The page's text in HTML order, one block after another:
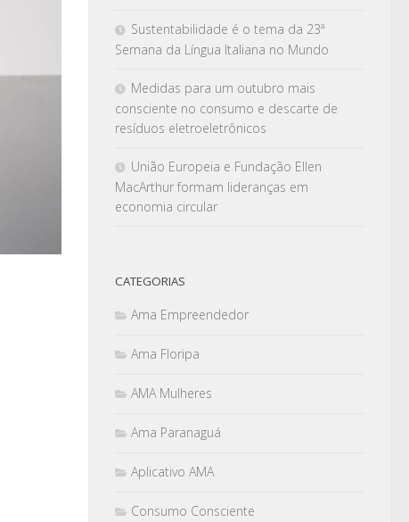
Sustentabilidade é o tema da 23ª
Semana da Língua Italiana no Mundo
Medidas para um outubro mais
consciente no consumo e descarte de
resíduos eletroeletrônicos
União Europeia e Fundação Ellen
MacArthur formam lideranças em
economia circular
CATEGORIAS
Ama Empreendedor
Ama Floripa
AMA Mulheres
Ama Paranaguá
Aplicativo AMA
Consumo Consciente